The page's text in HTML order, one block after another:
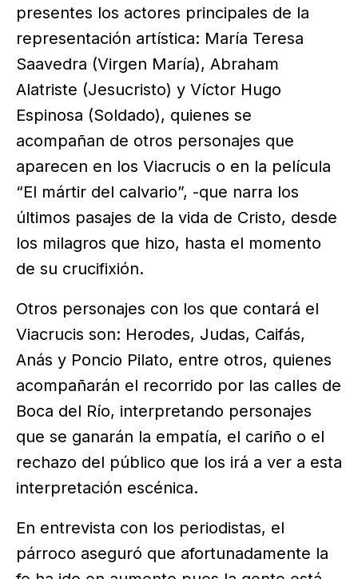
presentes los actores principales de la
representación artística: María Teresa
Saavedra (Virgen María), Abraham
Alatriste (Jesucristo) y Víctor Hugo
Espinosa (Soldado), quienes se
acompañan de otros personajes que
aparecen en los Viacrucis o en la película
“El mártir del calvario”, -que narra los
últimos pasajes de la vida de Cristo, desde
los milagros que hizo, hasta el momento
de su crucifixión.
Otros personajes con los que contará el
Viacrucis son: Herodes, Judas, Caifás,
Anás y Poncio Pilato, entre otros, quienes
acompañarán el recorrido por las calles de
Boca del Río, interpretando personajes
que se ganarán la empatía, el cariño o el
rechazo del público que los irá a ver a esta
interpretación escénica.
En entrevista con los periodistas, el
párroco aseguró que afortunadamente la